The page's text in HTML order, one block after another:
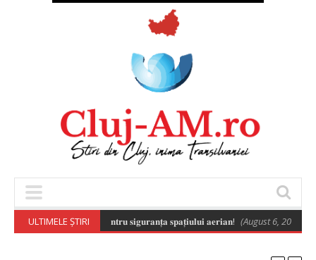
ULTIMELE ȘTIRI
𝐞𝐬𝐭𝐞 𝐞𝐬𝐞𝐧𝐭̦𝐢𝐚𝐥𝐚̆ 𝐩𝐞𝐧𝐭𝐫𝐮 𝐬𝐢𝐠𝐮𝐫𝐚𝐧𝐭̦𝐚 𝐬𝐩𝐚𝐭̦𝐢𝐮𝐥𝐮𝐢 𝐚𝐞𝐫𝐢𝐚𝐧! (August 6, 2026 8:02